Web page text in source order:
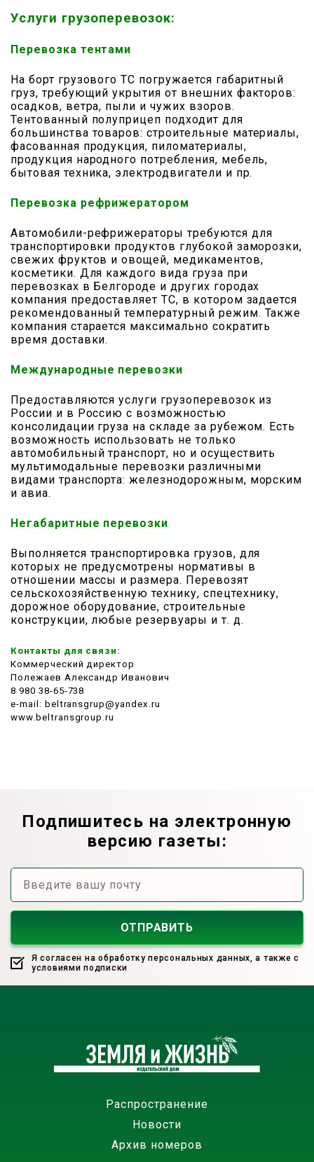
Услуги грузоперевозок:
Перевозка тентами
На борт грузового ТС погружается габаритный
груз, требующий укрытия от внешних факторов:
осадков, ветра, пыли и чужих взоров.
Тентованный полуприцеп подходит для
большинства товаров: строительные материалы,
фасованная продукция, пиломатериалы,
продукция народного потребления, мебель,
бытовая техника, электродвигатели и пр.
Перевозка рефрижератором
Автомобили-рефрижераторы требуются для
транспортировки продуктов глубокой заморозки,
свежих фруктов и овощей, медикаментов,
косметики. Для каждого вида груза при
перевозках в Белгороде и других городах
компания предоставляет ТС, в котором задается
рекомендованный температурный режим. Также
компания старается максимально сократить
время доставки.
Международные перевозки
Предоставляются услуги грузоперевозок из
России и в Россию с возможностью
консолидации груза на складе за рубежом. Есть
возможность использовать не только
автомобильный транспорт, но и осуществить
мультимодальные перевозки различными
видами транспорта: железнодорожным, морским
и авиа.
Негабаритные перевозки
Выполняется транспортировка грузов, для
которых не преду­смотрены нормативы в
отношении массы и размера. Перевозят
сельскохозяйственную технику, спецтехнику,
дорожное оборудование, строительные
конструкции, любые резервуары и т. д.
Контакты для связи:
Коммерческий директор
Полежаев Александр Иванович
8 980 38-65-738
e-mail: beltransgrup@yandex.ru
www.beltransgroup.ru
Подпишитесь на электронную
версию газеты:
Я согласен на обработку персональных данных, а также с
условиями подписки
Распространение
Новости
Архив номеров